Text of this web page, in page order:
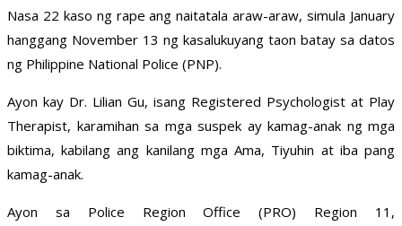
Nasa 22 kaso ng rape ang naitatala araw-araw, simula January
hanggang November 13 ng kasalukuyang taon batay sa datos
ng Philippine National Police (PNP).
Ayon kay Dr. Lilian Gu, isang Registered Psychologist at Play
Therapist, karamihan sa mga suspek ay kamag-anak ng mga
biktima, kabilang ang kanilang mga Ama, Tiyuhin at iba pang
kamag-anak.
Ayon sa Police Region Office (PRO) Region 11,